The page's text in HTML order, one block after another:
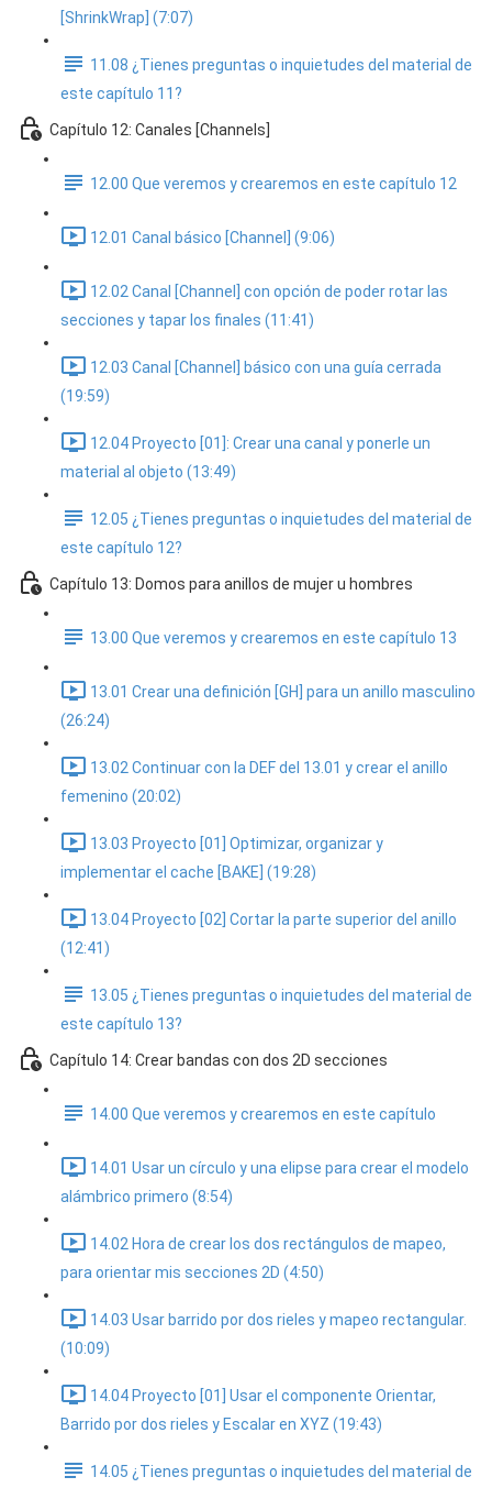
[ShrinkWrap] (7:07)
11.08 ¿Tienes preguntas o inquietudes del material de
este capítulo 11?
Capítulo 12: Canales [Channels]
12.00 Que veremos y crearemos en este capítulo 12
12.01 Canal básico [Channel] (9:06)
12.02 Canal [Channel] con opción de poder rotar las
secciones y tapar los finales (11:41)
12.03 Canal [Channel] básico con una guía cerrada
(19:59)
12.04 Proyecto [01]: Crear una canal y ponerle un
material al objeto (13:49)
12.05 ¿Tienes preguntas o inquietudes del material de
este capítulo 12?
Capítulo 13: Domos para anillos de mujer u hombres
13.00 Que veremos y crearemos en este capítulo 13
13.01 Crear una definición [GH] para un anillo masculino
(26:24)
13.02 Continuar con la DEF del 13.01 y crear el anillo
femenino (20:02)
13.03 Proyecto [01] Optimizar, organizar y
implementar el cache [BAKE] (19:28)
13.04 Proyecto [02] Cortar la parte superior del anillo
(12:41)
13.05 ¿Tienes preguntas o inquietudes del material de
este capítulo 13?
Capítulo 14: Crear bandas con dos 2D secciones
14.00 Que veremos y crearemos en este capítulo
14.01 Usar un círculo y una elipse para crear el modelo
alámbrico primero (8:54)
14.02 Hora de crear los dos rectángulos de mapeo,
para orientar mis secciones 2D (4:50)
14.03 Usar barrido por dos rieles y mapeo rectangular.
(10:09)
14.04 Proyecto [01] Usar el componente Orientar,
Barrido por dos rieles y Escalar en XYZ (19:43)
14.05 ¿Tienes preguntas o inquietudes del material de